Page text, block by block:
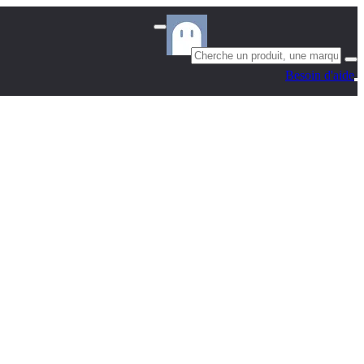
Besoin d'aide